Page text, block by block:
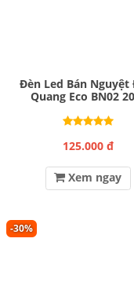
Đèn Led Bán Nguyệt
Quang Eco BN02
125.000 đ
Xem ngay
-30%